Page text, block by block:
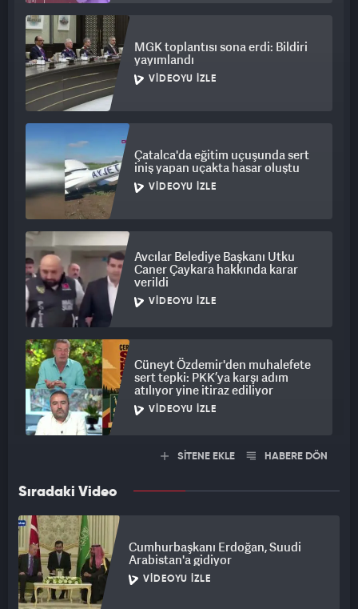
MGK toplantısı sona erdi: Bildiri
yayımlandı
VIDEOYU İZLE
Çatalca'da eğitim uçuşunda sert
iniş yapan uçakta hasar oluştu
VIDEOYU İZLE
Avcılar Belediye Başkanı Utku
Caner Çaykara hakkında karar
verildi
VIDEOYU İZLE
Cüneyt Özdemir'den muhalefete
sert tepki: PKK’ya karşı adım
atılıyor yine itiraz ediliyor
VIDEOYU İZLE
SİTENE EKLE HABERE DÖN
Sıradaki Video
Cumhurbaşkanı Erdoğan, Suudi
Arabistan'a gidiyor
VIDEOYU İZLE